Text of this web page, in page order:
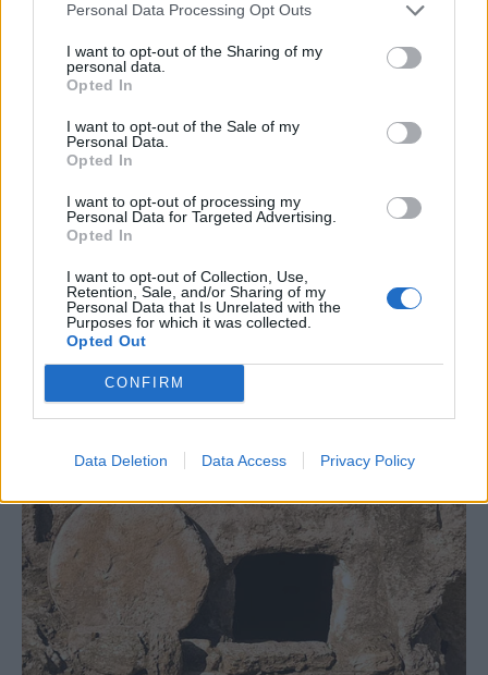
Personal Data Processing Opt Outs
I want to opt-out of the Sharing of my
personal data.
Opted In
I want to opt-out of the Sale of my
Personal Data.
Opted In
I want to opt-out of processing my
Personal Data for Targeted Advertising.
Opted In
I want to opt-out of Collection, Use,
Retention, Sale, and/or Sharing of my
Personal Data that Is Unrelated with the
Purposes for which it was collected.
Opted Out
CONFIRM
Data Deletion Data Access Privacy Policy